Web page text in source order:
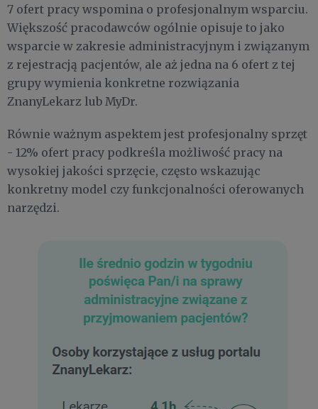
7 ofert pracy wspomina o profesjonalnym wsparciu.
Większość pracodawców ogólnie opisuje to jako
wsparcie w zakresie administracyjnym i związanym
z rejestracją pacjentów, ale aż jedna na 6 ofert z tej
grupy wymienia konkretne rozwiązania
ZnanyLekarz lub MyDr.
Równie ważnym aspektem jest profesjonalny sprzęt
- 12% ofert pracy podkreśla możliwość pracy na
wysokiej jakości sprzęcie, często wskazując
konkretny model czy funkcjonalności oferowanych
narzędzi.